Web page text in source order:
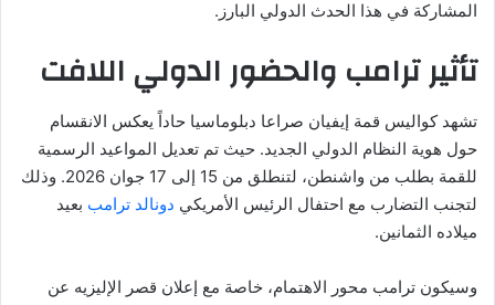
المشاركة في هذا الحدث الدولي البارز.
تأثير ترامب والحضور الدولي اللافت
تشهد كواليس قمة إيفيان صراعا دبلوماسيا حاداً يعكس الانقسام
حول هوية النظام الدولي الجديد. حيث تم تعديل المواعيد الرسمية
للقمة بطلب من واشنطن، لتنطلق من 15 إلى 17 جوان 2026. وذلك
لتجنب التضارب مع احتفال الرئيس الأمريكي دونالد ترامب بعيد
ميلاده الثمانين.
وسيكون ترامب محور الاهتمام، خاصة مع إعلان قصر الإليزيه عن